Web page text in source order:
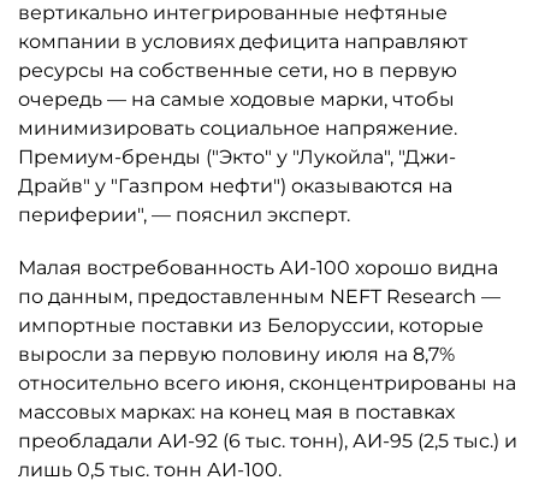
вертикально интегрированные нефтяные
компании в условиях дефицита направляют
ресурсы на собственные сети, но в первую
очередь — на самые ходовые марки, чтобы
минимизировать социальное напряжение.
Премиум-бренды ("Экто" у "Лукойла", "Джи-
Драйв" у "Газпром нефти") оказываются на
периферии", — пояснил эксперт.
Малая востребованность АИ-100 хорошо видна
по данным, предоставленным NEFT Research —
импортные поставки из Белоруссии, которые
выросли за первую половину июля на 8,7%
относительно всего июня, сконцентрированы на
массовых марках: на конец мая в поставках
преобладали АИ-92 (6 тыс. тонн), АИ-95 (2,5 тыс.) и
лишь 0,5 тыс. тонн АИ-100.